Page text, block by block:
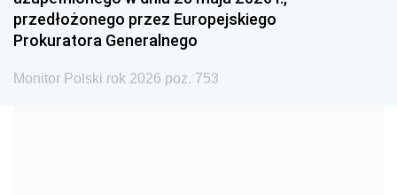
1981 1980 1979
1978 1977
1975 1974
przedłożonego przez Europejskiego
Prokuratora Generalnego
Monitor Polski rok 2026 poz. 753